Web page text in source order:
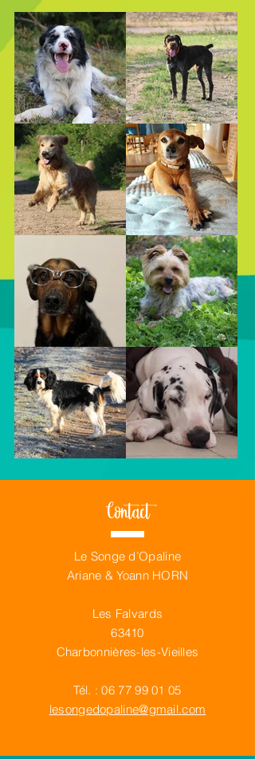
Contact
Le Songe d’Opaline
Ariane & Yoann HORN
Les Falvards
63410
Charbonnières-les-Vieilles
Tél. :06 77 99 01 05
lesongedopaline@gmail.com